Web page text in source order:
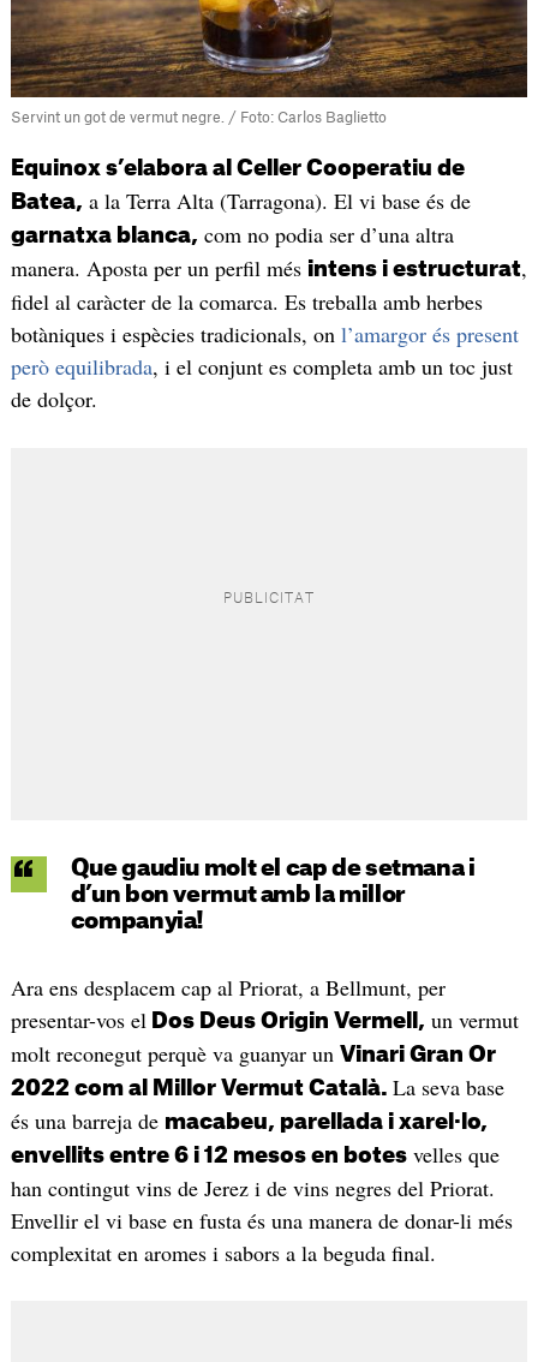
Servint un got de vermut negre. / Foto: Carlos Baglietto
Equinox s’elabora al Celler Cooperatiu de
Batea, a la Terra Alta (Tarragona). El vi base és de
garnatxa blanca, com no podia ser d’una altra
manera. Aposta per un perfil més intens i estructurat,
fidel al caràcter de la comarca. Es treballa amb herbes
botàniques i espècies tradicionals, on l’amargor és present
però equilibrada, i el conjunt es completa amb un toc just
de dolçor.
Que gaudiu molt el cap de setmana i
d’un bon vermut amb la millor
companyia!
Ara ens desplacem cap al Priorat, a Bellmunt, per
presentar-vos el Dos Deus Origin Vermell, un vermut
molt reconegut perquè va guanyar un Vinari Gran Or
2022 com al Millor Vermut Català. La seva base
és una barreja de macabeu, parellada i xarel·lo,
envellits entre 6 i 12 mesos en botesvelles que
han contingut vins de Jerez i de vins negres del Priorat.
Envellir el vi base en fusta és una manera de donar-li més
complexitat en aromes i sabors a la beguda final.